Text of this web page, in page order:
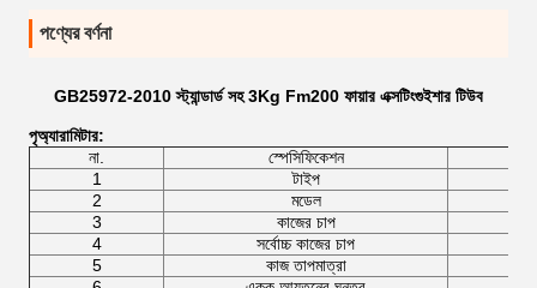
পণ্যের বর্ণনা
GB25972-2010 স্ট্যান্ডার্ড সহ 3Kg Fm200 ফায়ার এক্সটিংগুইশার টিউব
পৃঅ্যারামিটার:
না.
স্পেসিফিকেশন
1
টাইপ
2
মডেল
3
কাজের চাপ
4
সর্বোচ্চ কাজের চাপ
5
কাজ তাপমাত্রা